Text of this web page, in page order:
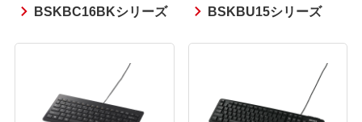
BSKBC16BKシリーズ BSKBU15シリーズ